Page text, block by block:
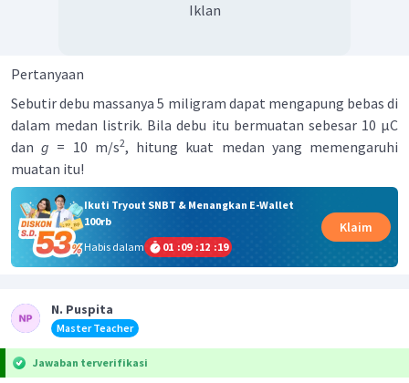
Iklan
Pertanyaan
Sebutir debu massanya 5 miligram dapat mengapung bebas di
dalam medan listrik. Bila debu itu bermuatan sebesar 10 μC
dan g = 10 m/s2, hitung kuat medan yang memengaruhi
muatan itu!
Ikuti Tryout SNBT & Menangkan E-Wallet
100rb
Habis dalam
01 :09 :12 :19
Klaim
N. Puspita
Master Teacher
Jawaban terverifikasi